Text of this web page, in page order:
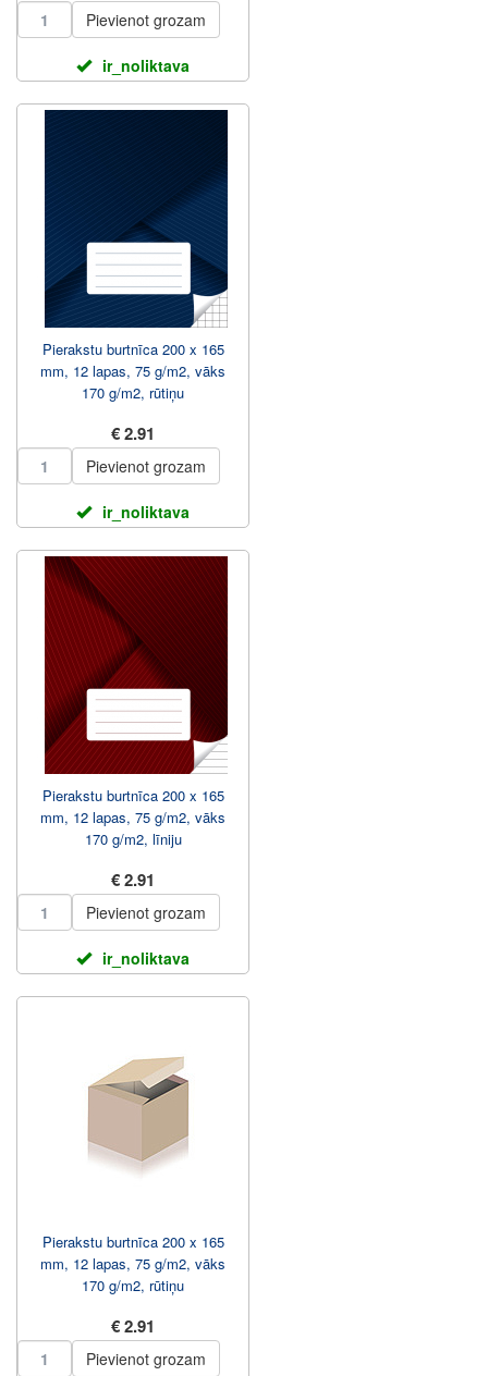
Pievienot grozam
ir_noliktava
Pierakstu burtnīca 200 x 165
mm, 12 lapas, 75 g/m2, vāks
170 g/m2, rūtiņu
€ 2.91
Pievienot grozam
ir_noliktava
Pierakstu burtnīca 200 x 165
mm, 12 lapas, 75 g/m2, vāks
170 g/m2, līniju
€ 2.91
Pievienot grozam
ir_noliktava
Pierakstu burtnīca 200 x 165
mm, 12 lapas, 75 g/m2, vāks
170 g/m2, rūtiņu
€ 2.91
Pievienot grozam